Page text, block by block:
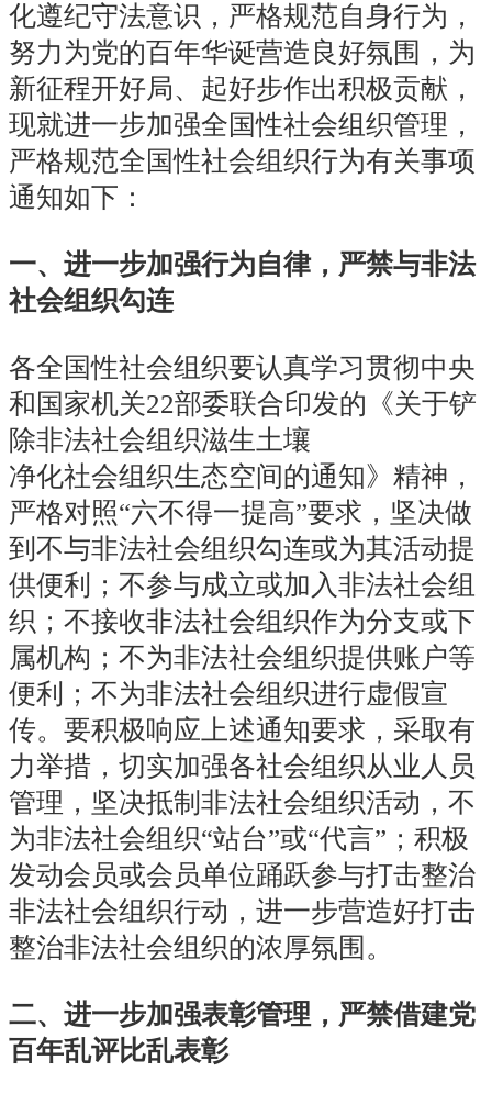
化遵纪守法意识，严格规范自身行为，
努力为党的百年华诞营造良好氛围，为
新征程开好局、起好步作出积极贡献，
现就进一步加强全国性社会组织管理，
严格规范全国性社会组织行为有关事项
通知如下：
一、进一步加强行为自律，严禁与非法
社会组织勾连
各全国性社会组织要认真学习贯彻中央
和国家机关22部委联合印发的《关于铲
除非法社会组织滋生土壤
净化社会组织生态空间的通知》精神，
严格对照“六不得一提高”要求，坚决做
到不与非法社会组织勾连或为其活动提
供便利；不参与成立或加入非法社会组
织；不接收非法社会组织作为分支或下
属机构；不为非法社会组织提供账户等
便利；不为非法社会组织进行虚假宣
传。要积极响应上述通知要求，采取有
力举措，切实加强各社会组织从业人员
管理，坚决抵制非法社会组织活动，不
为非法社会组织“站台”或“代言”；积极
发动会员或会员单位踊跃参与打击整治
非法社会组织行动，进一步营造好打击
整治非法社会组织的浓厚氛围。
二、进一步加强表彰管理，严禁借建党
百年乱评比乱表彰